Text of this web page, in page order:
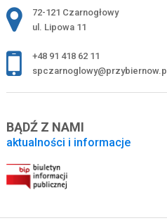
Adres pocztowy:
72-121 Czarnogłowy
ul. Lipowa 11
+48 91 418 62 11
spczarnoglowy@przybiernow.pl
BĄDŹ Z NAMI
aktualności i informacje